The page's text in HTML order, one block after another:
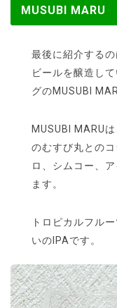
MUSUBI MARU
最後に紹介する
ビールを醸造し
グのMUSUBI
MUSUBI MARU
のむすび丸との
ロ、シムコー、
ます。
トロピカルフル
いのIPAです。